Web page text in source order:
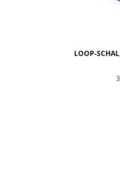
LOOP-